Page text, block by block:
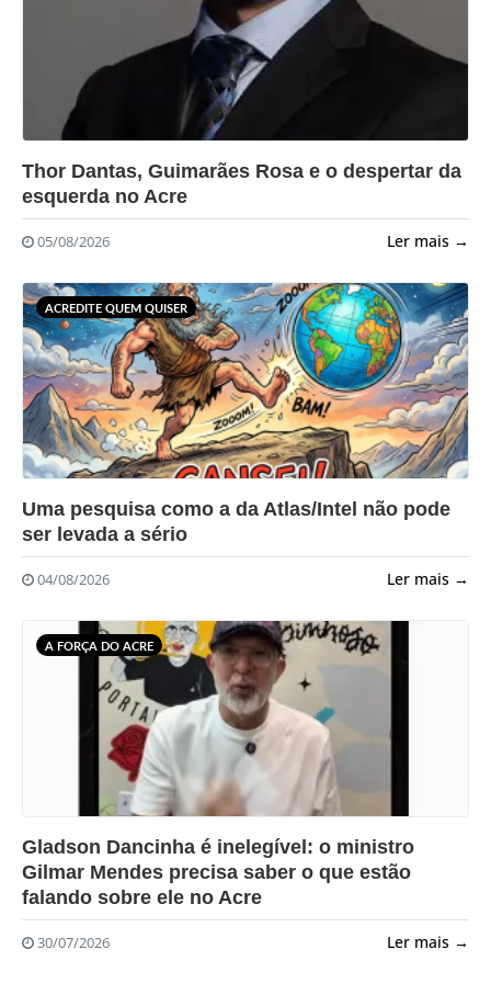
?>
Thor Dantas, Guimarães Rosa e o despertar da
esquerda no Acre
05/08/2026 Ler mais →
ACREDITE QUEM QUISER
?>
Uma pesquisa como a da Atlas/Intel não pode
ser levada a sério
04/08/2026 Ler mais →
A FORÇA DO ACRE
?>
Gladson Dancinha é inelegível: o ministro
Gilmar Mendes precisa saber o que estão
falando sobre ele no Acre
30/07/2026 Ler mais →